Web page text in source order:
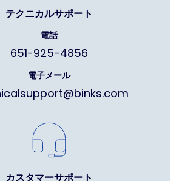
テクニカルサポート
電話
651-925-4856
電子メール
カスタマーサポート